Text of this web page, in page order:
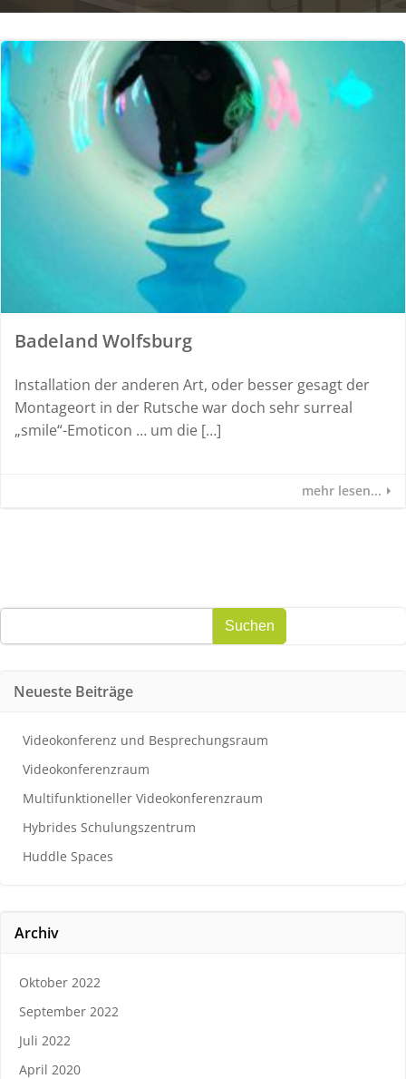
Badeland Wolfsburg
Installation der anderen Art, oder besser gesagt der
Montageort in der Rutsche war doch sehr surreal
„smile“-Emoticon … um die […]
mehr lesen...
Suchen Suchen
Neueste Beiträge
Videokonferenz und Besprechungsraum
Videokonferenzraum
Multifunktioneller Videokonferenzraum
Hybrides Schulungszentrum
Huddle Spaces
Archiv
Oktober 2022
September 2022
Juli 2022
April 2020